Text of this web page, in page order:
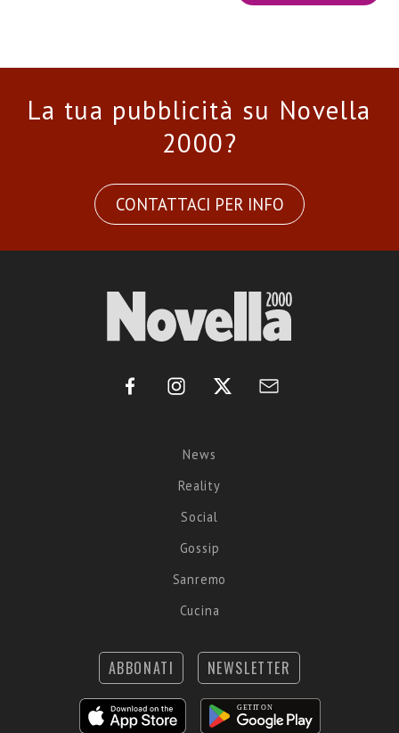
La tua pubblicità su Novella
2000?
CONTATTACI PER INFO
News
Reality
Social
Gossip
Sanremo
Cucina
ABBONATI NEWSLETTER